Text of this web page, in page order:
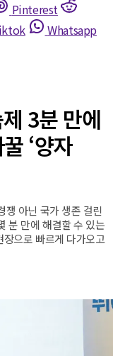
Pinterest
Whatsapp
3분 만에
‘양자
쟁 아닌 국가 생존 걸린
분 만에 해결할 수 있는
으로 빠르게 다가오고